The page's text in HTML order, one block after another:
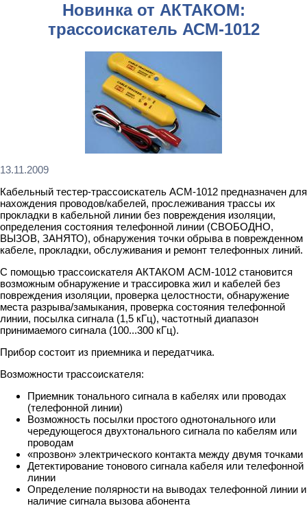
Новинка от АКТАКОМ:
трассоискатель АСМ-1012
13.11.2009
Кабельный тестер-трассоискатель АСМ-1012 предназначен для
нахождения проводов/кабелей, прослеживания трассы их
прокладки в кабельной линии без повреждения изоляции,
определения состояния телефонной линии (СВОБОДНО,
ВЫЗОВ, ЗАНЯТО), обнаружения точки обрыва в поврежденном
кабеле, прокладки, обслуживания и ремонт телефонных линий.
С помощью трассоискателя АКТАКОМ АСМ-1012 становится
возможным обнаружение и трассировка жил и кабелей без
повреждения изоляции, проверка целостности, обнаружение
места разрыва/замыкания, проверка состояния телефонной
линии, посылка сигнала (1,5 кГц), частотный диапазон
принимаемого сигнала (100...300 кГц).
Прибор состоит из приемника и передатчика.
Возможности трассоискателя:
Приемник тонального сигнала в кабелях или проводах
(телефонной линии)
Возможность посылки простого однотонального или
чередующегося двухтонального сигнала по кабелям или
проводам
«прозвон» электрического контакта между двумя точками
Детектирование тонового сигнала кабеля или телефонной
линии
Определение полярности на выводах телефонной линии и
наличие сигнала вызова абонента